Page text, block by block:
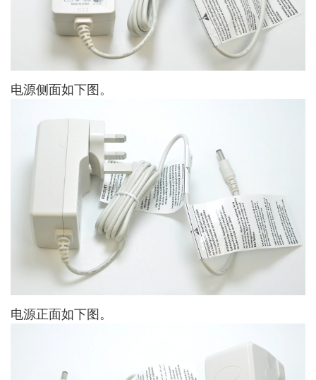
电源侧面如下图。
电源正面如下图。